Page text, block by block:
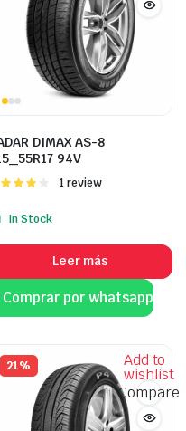
DIMAX AS-8
94V
Valorado
1 review
In Stock
Leer más
Comprar por whatsapp
21% Add to
wishlist
Compare